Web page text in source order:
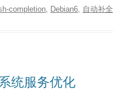
completion, Debian6, 自动补全
统服务优化